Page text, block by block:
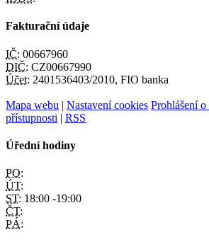
Fakturační údaje
IČ: 00667960
DIČ: CZ00667990
Účet: 2401536403/2010, FIO banka
Mapa webu | Nastavení cookies Prohlášení
přístupnosti | RSS
Úřední hodiny
PO:
ÚT:
ST: 18:00 -19:00
ČT:
PÁ: